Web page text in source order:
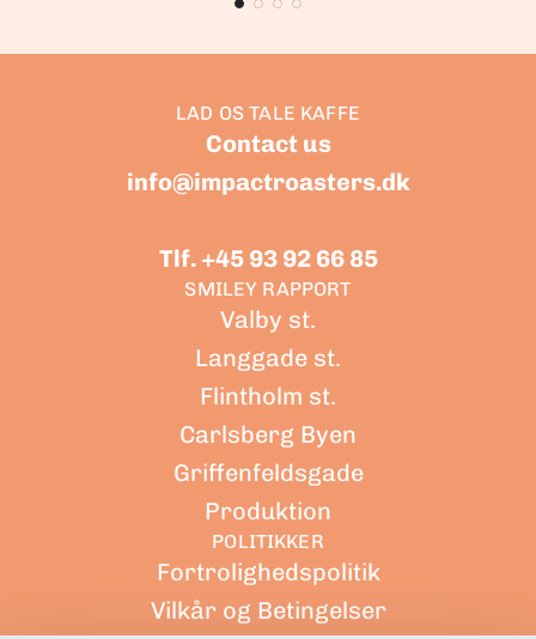
LAD OS TALE KAFFE
Contact us
info@impactroasters.dk
Tlf. +45 93 92 66 85
SMILEY RAPPORT
Valby st.
Langgade st.
Flintholm st.
Carlsberg Byen
Griffenfeldsgade
Produktion
POLITIKKER
Fortrolighedspolitik
Vilkår og Betingelser